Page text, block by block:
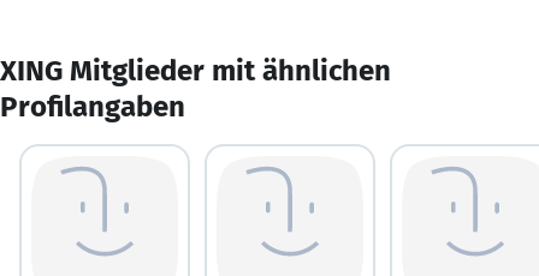
XING Mitglieder mit ähnlichen
Profilangaben